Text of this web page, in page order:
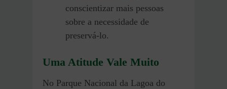
conscientizar mais pessoas
sobre a necessidade de
preservá-lo.
Uma Atitude Vale Muito
No Parque Nacional da Lagoa do